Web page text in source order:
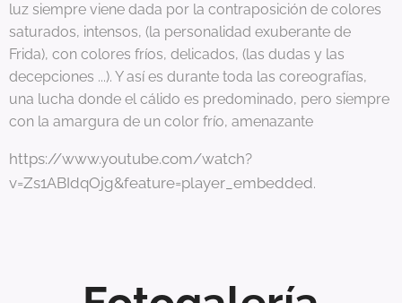
luz siempre viene dada por la contraposición de colores
saturados, intensos, (la personalidad exuberante de
Frida), con colores fríos, delicados, (las dudas y las
decepciones ...). Y así es durante toda las coreografías,
una lucha donde el cálido es predominado, pero siempre
con la amargura de un color frío, amenazante
https://www.youtube.com/watch?
v=Zs1ABIdqOjg&feature=player_embedded.